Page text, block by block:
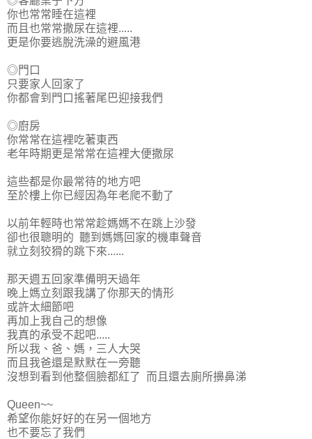
你也常常睡在這裡
而且也常常撒尿在這裡.....
更是你要逃脫洗澡的避風港
◎門口
只要家人回家了
你都會到門口搖著尾巴迎接我們
◎廚房
你常常在這裡吃著東西
老年時期更是常常在這裡大便撒尿
這些都是你最常待的地方吧
至於樓上你已經因為年老爬不動了
以前年輕時也常常趁媽媽不在跳上沙發
卻也很聰明的 聽到媽媽回家的機車聲音
就立刻狡猾的跳下來......
那天週五回家準備明天過年
晚上媽立刻跟我講了你那天的情形
或許太細節吧
再加上我自己的想像
我真的承受不起吧.....
所以我、爸、媽，三人大哭
而且我爸還是默默在一旁聽
沒想到看到他整個臉都紅了 而且還去廁所擤鼻涕
Queen~~
希望你能好好的在另一個地方
也不要忘了我們